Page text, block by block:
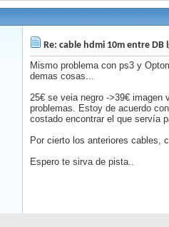
Re: cable hdmi 10m entre
Mismo problema con ps3 y
demas cosas...
25€ se veia negro ->39€
problemas. Estoy de acuerdo
costado encontrar el que servía
Por cierto los anteriores cables,
Espero te sirva de pista..